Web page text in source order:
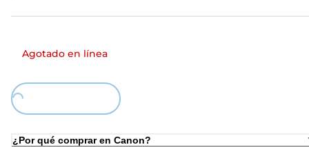
Agotado en línea
Loading...
¿Por qué comprar en Canon?